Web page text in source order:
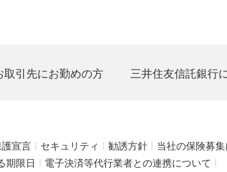
取引先にお勤めの方 三井住友信託銀行
宣言 セキュリティ 勧誘方針 当社の保険募
期限日
電子決済等代行業者との連携について